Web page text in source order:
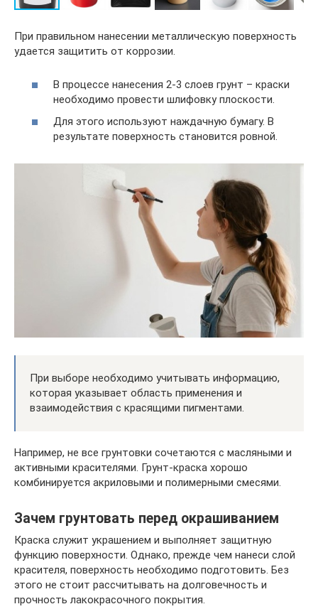
При правильном нанесении металлическую поверхность
удается защитить от коррозии.
В процессе нанесения 2-3 слоев грунт – краски
необходимо провести шлифовку плоскости.
Для этого используют наждачную бумагу. В
результате поверхность становится ровной.
При выборе необходимо учитывать информацию,
которая указывает область применения и
взаимодействия с красящими пигментами.
Например, не все грунтовки сочетаются с масляными и
активными красителями. Грунт-краска хорошо
комбинируется акриловыми и полимерными смесями.
Зачем грунтовать перед окрашиванием
Краска служит украшением и выполняет защитную
функцию поверхности. Однако, прежде чем нанеси слой
красителя, поверхность необходимо подготовить. Без
этого не стоит рассчитывать на долговечность и
прочность лакокрасочного покрытия.